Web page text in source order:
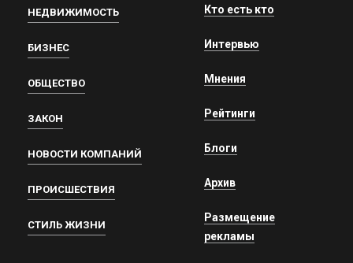
НЕДВИЖИМОСТЬ
БИЗНЕС
ОБЩЕСТВО
ЗАКОН
НОВОСТИ КОМПАНИЙ
ПРОИСШЕСТВИЯ
СТИЛЬ ЖИЗНИ
Кто есть кто
Интервью
Мнения
Рейтинги
Блоги
Архив
Размещение
рекламы